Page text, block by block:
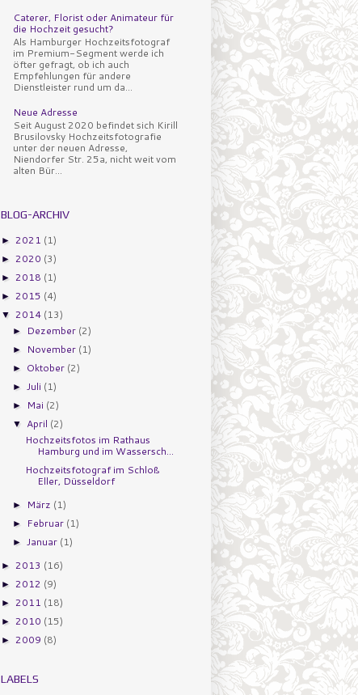
Caterer, Florist oder Animateur für
die Hochzeit gesucht?
Als Hamburger Hochzeitsfotograf
im Premium-Segment werde ich
öfter gefragt, ob ich auch
Empfehlungen für andere
Dienstleister rund um da...
Neue Adresse
Seit August 2020 befindet sich Kirill
Brusilovsky Hochzeitsfotografie
unter der neuen Adresse,
Niendorfer Str. 25a, nicht weit vom
alten Bür...
BLOG-ARCHIV
► 2021 (1)
► 2020 (3)
► 2018 (1)
► 2015 (4)
▼ 2014 (13)
► Dezember (2)
► November (1)
► Oktober (2)
► Juli (1)
► Mai (2)
▼ April (2)
Hochzeitsfotos im Rathaus
Hamburg und im Wassersch...
Hochzeitsfotograf im Schloß
Eller, Düsseldorf
► März (1)
► Februar (1)
► Januar (1)
► 2013 (16)
► 2012 (9)
► 2011 (18)
► 2010 (15)
► 2009 (8)
LABELS